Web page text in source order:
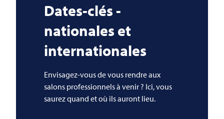
Dates-clés -
nationales et
internationales
Envisagez-vous de vous rendre aux
salons professionnels à venir ? Ici, vous
saurez quand et où ils auront lieu.